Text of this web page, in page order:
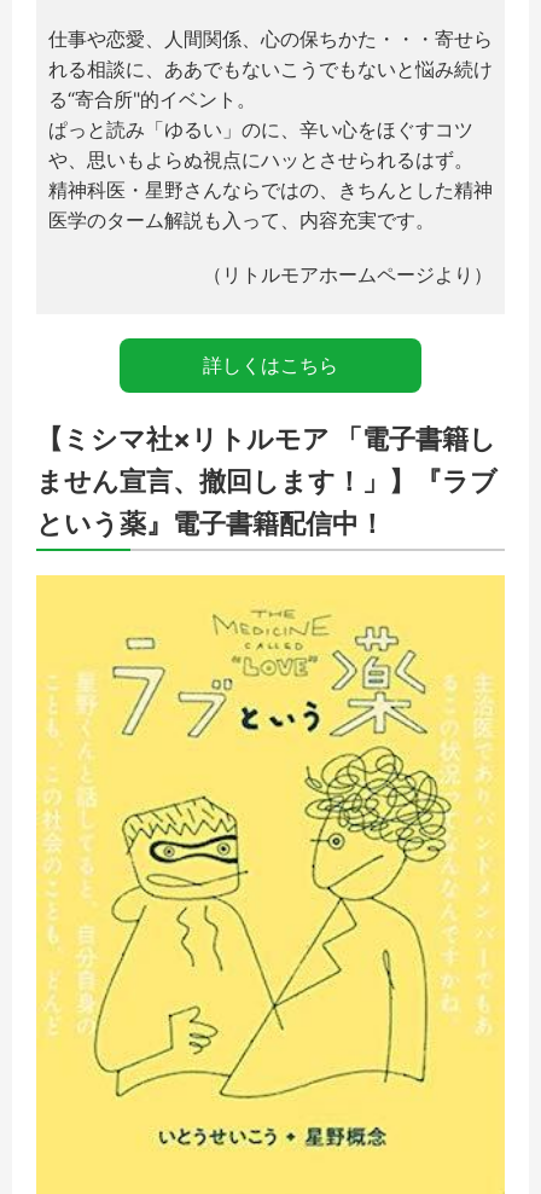
仕事や恋愛、人間関係、心の保ちかた・・・寄せら
れる相談に、ああでもないこうでもないと悩み続け
る“寄合所"的イベント。
ぱっと読み「ゆるい」のに、辛い心をほぐすコツ
や、思いもよらぬ視点にハッとさせられるはず。
精神科医・星野さんならではの、きちんとした精神
医学のターム解説も入って、内容充実です。
（リトルモアホームページより）
詳しくはこちら
【ミシマ社×リトルモア 「電子書籍し
ません宣言、撤回します！」】
『ラブ
という薬』電子書籍配信中！